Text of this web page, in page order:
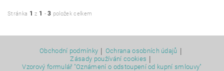
Stránka 1 z 1 -3 položek celkem
Obchodní podmínky | Ochrana osobních údajů |
Zásady používání cookies |
Vzorový formulář "Oznámení o odstoupení od kupní smlouvy"